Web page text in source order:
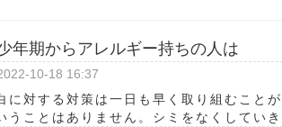
年期からアレルギー持ちの人は
10-18 16:37
に対する対策は一日も早く取り組むこと
うことはありません。シミをなくしてい